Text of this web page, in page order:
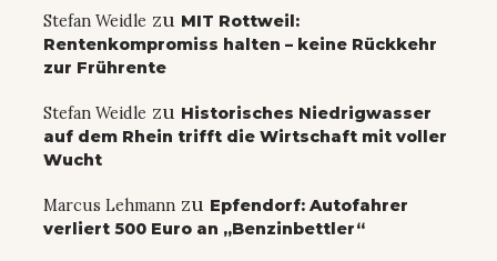
Stefan Weidle zu MIT Rottweil:
Rentenkompromiss halten – keine Rückkehr
zur Frührente
Stefan Weidle zu Historisches Niedrigwasser
auf dem Rhein trifft die Wirtschaft mit voller
Wucht
Marcus Lehmann zu Epfendorf: Autofahrer
verliert 500 Euro an „Benzinbettler“